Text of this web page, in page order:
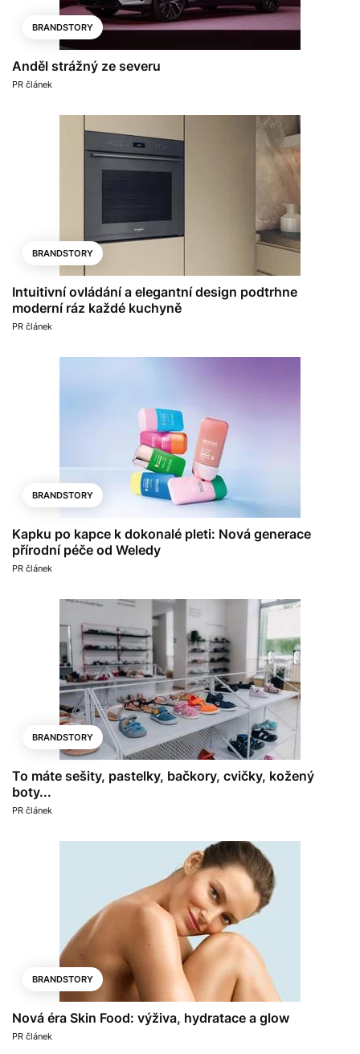
BRANDSTORY
Anděl strážný ze severu
PR článek
BRANDSTORY
Intuitivní ovládání a elegantní design podtrhne
moderní ráz každé kuchyně
PR článek
BRANDSTORY
Kapku po kapce k dokonalé pleti: Nová generace
přírodní péče od Weledy
PR článek
BRANDSTORY
To máte sešity, pastelky, bačkory, cvičky, kožený
boty...
PR článek
BRANDSTORY
Nová éra Skin Food: výživa, hydratace a glow
PR článek